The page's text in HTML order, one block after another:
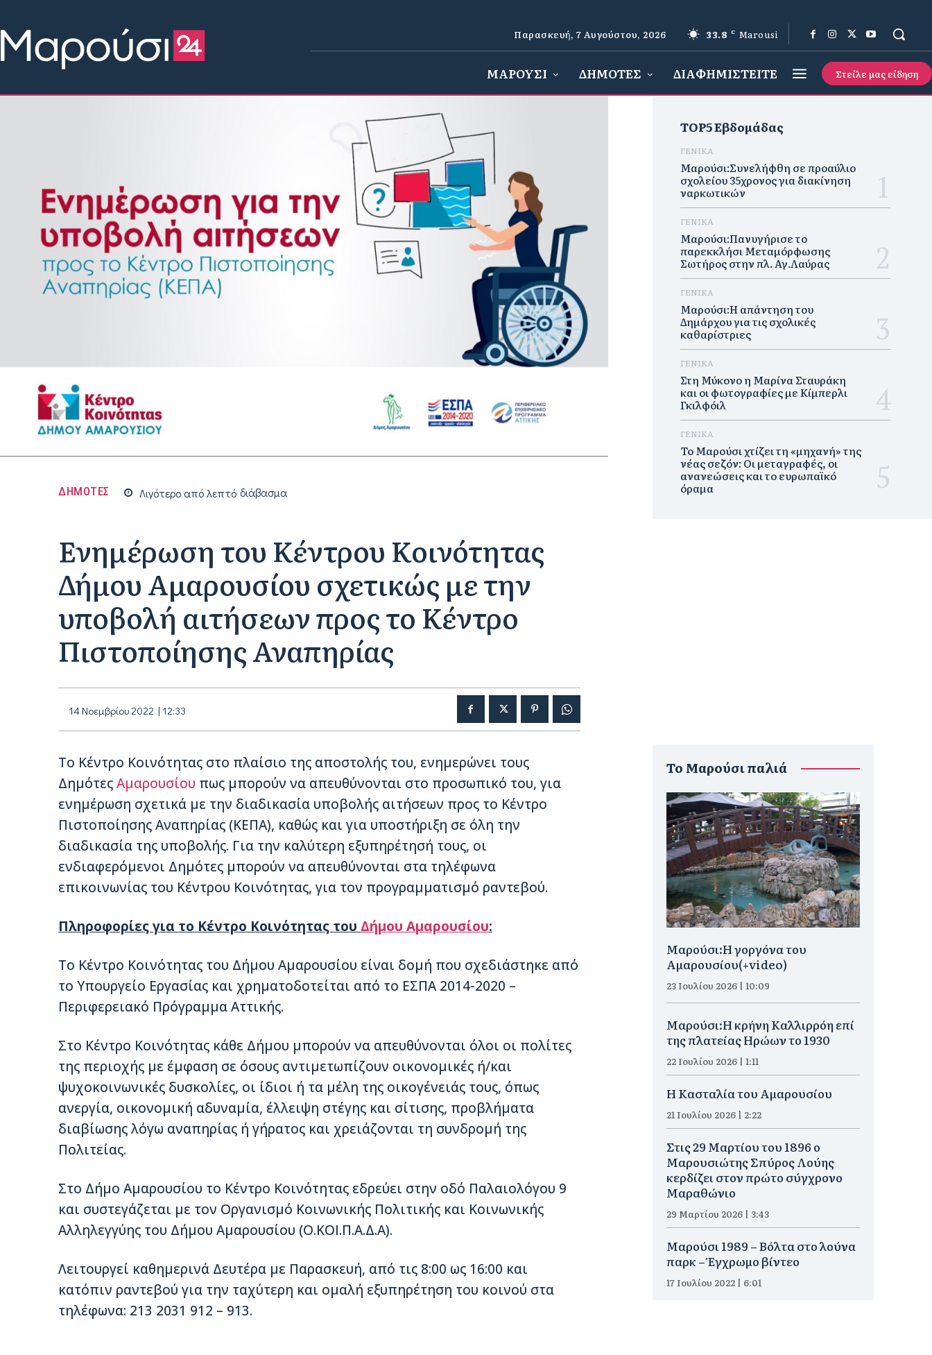
Παρασκευή, 7 Αυγούστου, 2026 33.8 C Marousi
ΜΑΡΟΥΣΙ ΔΗΜΟΤΕΣ ΔΙΑΦΗΜΙΣΤΕΙΤΕ Στείλε μας είδηση
ΔΗΜΟΤΕΣ Λιγότερο απόλεπτό διάβασμα
Ενημέρωση του Κέντρου Κοινότητας
Δήμου Αμαρουσίου σχετικώς με την
υποβολή αιτήσεων προς το Κέντρο
Πιστοποίησης Αναπηρίας
14 Νοεμβρίου 2022 | 12:33
Το Κέντρο Κοινότητας στο πλαίσιο της αποστολής του, ενημερώνει τους
ΔημότεςΑμαρουσίου πως μπορούν να απευθύνονται στο προσωπικό του, για
ενημέρωση σχετικά με την διαδικασία υποβολής αιτήσεων προς το Κέντρο
Πιστοποίησης Αναπηρίας (ΚΕΠΑ), καθώς και για υποστήριξη σε όλη την
διαδικασία της υποβολής. Για την καλύτερη εξυπηρέτησή τους, οι
ενδιαφερόμενοι Δημότες μπορούν να απευθύνονται στα τηλέφωνα
επικοινωνίας του Κέντρου Κοινότητας, για τον προγραμματισμό ραντεβού.
Πληροφορίες για το Κέντρο Κοινότητας του Δήμου Αμαρουσίου:
Το Κέντρο Κοινότητας του Δήμου Αμαρουσίου είναι δομή που σχεδιάστηκε από
το Υπουργείο Εργασίας και χρηματοδοτείται από το ΕΣΠΑ 2014-2020 –
Περιφερειακό Πρόγραμμα Αττικής.
Στο Κέντρο Κοινότητας κάθε Δήμου μπορούν να απευθύνονται όλοι οι πολίτες
της περιοχής με έμφαση σε όσους αντιμετωπίζουν οικονομικές ή/και
ψυχοκοινωνικές δυσκολίες, οι ίδιοι ή τα μέλη της οικογένειάς τους, όπως
ανεργία, οικονομική αδυναμία, έλλειψη στέγης και σίτισης, προβλήματα
διαβίωσης λόγω αναπηρίας ή γήρατος και χρειάζονται τη συνδρομή της
Πολιτείας.
Στο Δήμο Αμαρουσίου το Κέντρο Κοινότητας εδρεύει στην οδό Παλαιολόγου 9
και συστεγάζεται με τον Οργανισμό Κοινωνικής Πολιτικής και Κοινωνικής
Αλληλεγγύης του Δήμου Αμαρουσίου (Ο.ΚΟΙ.Π.Α.Δ.Α).
Λειτουργεί καθημερινά Δευτέρα με Παρασκευή, από τις 8:00 ως 16:00 και
κατόπιν ραντεβού για την ταχύτερη και ομαλή εξυπηρέτηση του κοινού στα
τηλέφωνα: 213 2031 912 – 913.
TOP5 Εβδομάδας
ΓΕΝΙΚΑ
Μαρούσι:Συνελήφθη σε προαύλιο
σχολείου 35χρονος για διακίνηση
ναρκωτικών
ΓΕΝΙΚΑ
Μαρούσι:Πανυγήρισε το
παρεκκλήσι Μεταμόρφωσης
Σωτήρος στην πλ. Αγ.Λαύρας
ΓΕΝΙΚΑ
Μαρούσι:Η απάντηση του
Δημάρχου για τις σχολικές
καθαρίστριες
ΓΕΝΙΚΑ
Στη Μύκονο η Μαρίνα Σταυράκη
και οι φωτογραφίες με Κίμπερλι
Γκιλφόιλ
ΓΕΝΙΚΑ
Το Μαρούσι χτίζει τη «μηχανή» της
νέας σεζόν: Οι μεταγραφές, οι
ανανεώσεις και το ευρωπαϊκό
όραμα
To Μαρούσι παλιά
Μαρούσι:H γοργόνα του
Αμαρουσίου(+video)
23 Ιουλίου 2026 | 10:09
Μαρούσι:Η κρήνη Καλλιρρόη επί
της πλατείας Ηρώων το 1930
22 Ιουλίου 2026 | 1:11
Η Κασταλία του Αμαρουσίου
21 Ιουλίου 2026 | 2:22
Στις 29 Μαρτίου του 1896 ο
Μαρουσιώτης Σπύρος Λούης
κερδίζει στον πρώτο σύγχρονο
Μαραθώνιο
29 Μαρτίου 2026 | 3:43
Μαρούσι 1989 – Βόλτα στο λούνα
παρκ – Έγχρωμο βίντεο
17 Ιουλίου 2022 | 6:01